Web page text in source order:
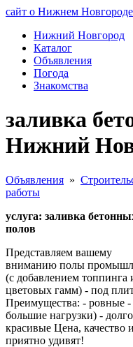
сайт о Нижнем
Нижний Новгород
Каталог
Объявления
Погода
Знакомства
заливка
Нижний
Объявления »
работы
услуга: заливка
полов
Представляем вашему
вниманию полы
(с добавлением
цветовых гамм) - под
Преимущества: - ровные
большие нагрузки) -
красивые Цена, качество
приятно удивят!